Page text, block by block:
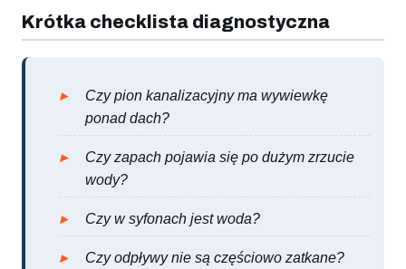
Krótka checklista diagnostyczna
Czy pion kanalizacyjny ma wywiewkę
ponad dach?
Czy zapach pojawia się po dużym zrzucie
wody?
Czy w syfonach jest woda?
Czy odpływy nie są częściowo zatkane?